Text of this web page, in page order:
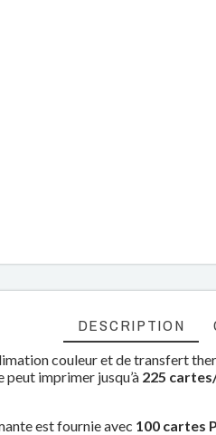
DESCRIPTION
couleur et de transfert
peut imprimer jusqu’à 225
est fournie avec 100 cartes